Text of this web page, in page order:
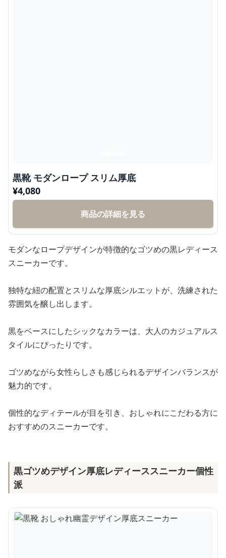
黒靴 モダンロープ スリム厚底
¥4,080
商品の詳細を見る
モダンなロープデザインが特徴的なゴツめの黒レディース
スニーカーです。
独特な紐の配置とスリムな厚底シルエットが、洗練された
雰囲気を醸し出します。
黒をベースにしたシックなカラーは、大人のカジュアルス
タイルにぴったりです。
ゴツめながら女性らしさも感じられるデザインバランスが
魅力的です。
個性的なディテールが目を引き、おしゃれにこだわる方に
おすすめのスニーカーです。
黒ゴツめデザイン厚底レディーススニーカー個性
派